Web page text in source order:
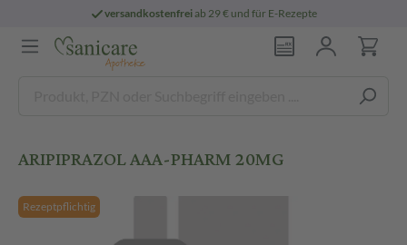
versandkostenfreiab 29 € und für E-Rezepte
ARIPIPRAZOL AAA-PHARM 20MG
Rezeptpflichtig